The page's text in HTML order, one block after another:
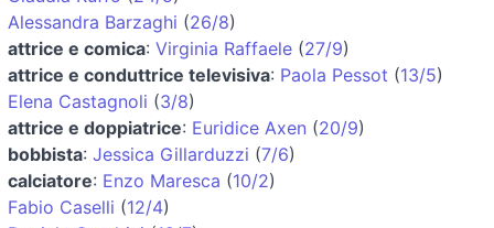
Alessandra Barzaghi (26/8)
attrice e comica: Virginia Raffaele (27/9)
attrice e conduttrice televisiva: Paola Pessot (13/5)
Elena Castagnoli (3/8)
attrice e doppiatrice: Euridice Axen (20/9)
bobbista: Jessica Gillarduzzi (7/6)
calciatore: Enzo Maresca (10/2)
Fabio Caselli (12/4)